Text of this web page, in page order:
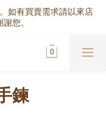
如有買賣需求請以來店
您。
鍊